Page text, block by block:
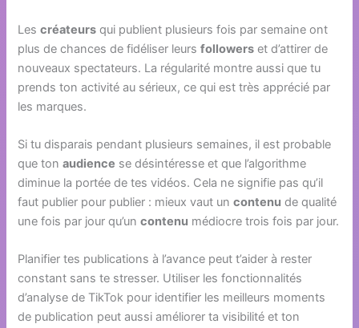
Lescréateurs qui publient plusieurs fois par semaine ont
plus de chances de fidéliser leursfollowers et d’attirer de
nouveaux spectateurs. La régularité montre aussi que tu
prends ton activité au sérieux, ce qui est très apprécié par
les marques.
Si tu disparais pendant plusieurs semaines, il est probable
que tonaudience se désintéresse et que l’algorithme
diminue la portée de tes vidéos. Cela ne signifie pas qu’il
faut publier pour publier : mieux vaut uncontenu de qualité
une fois par jour qu’uncontenu médiocre trois fois par jour.
Planifier tes publications à l’avance peut t’aider à rester
constant sans te stresser. Utiliser les fonctionnalités
d’analyse de TikTok pour identifier les meilleurs moments
de publication peut aussi améliorer ta visibilité et ton